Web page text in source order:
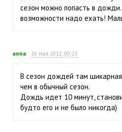
сезон можно попасть в
возможности надо ехать!
anna 20 мая 2012, 00:23
В сезон дождей там
чем в обычный сезон.
Дождь идет 10 минут,
будто его и не было никогда)